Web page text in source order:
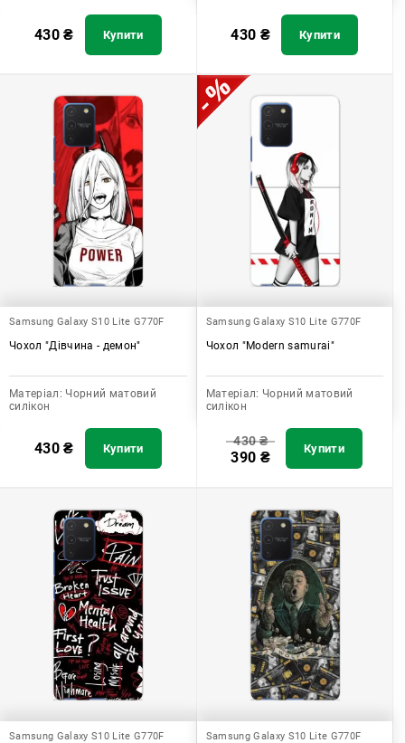
430₴ Купити 430 ₴ Купити
Samsung Galaxy S10 Lite G770F
Чохол "Дівчина - демон"
Матеріал: Чорний матовий
силікон
430₴ Купити
Samsung Galaxy S10 Lite G770F
Чохол "Modern samurai"
Матеріал: Чорний матовий
силікон
430₴
390 ₴ Купити
Samsung Galaxy S10 Lite G770F Samsung Galaxy S10 Lite G770F